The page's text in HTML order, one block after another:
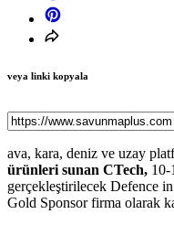
veya linki kopyala
ava, kara, deniz ve uzay
ürünleri sunan CTech, 10-
gerçekleştirilecek Defence
Gold Sponsor firma olarak